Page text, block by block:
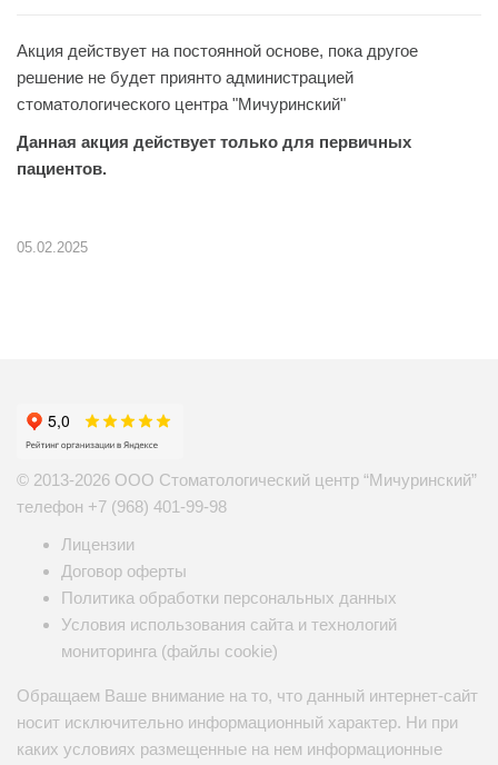
Акция действует на постоянной основе, пока другое
решение не будет приянто администрацией
стоматологического центра "Мичуринский"
Данная акция действует только для первичных
пациентов.
05.02.2025
© 2013-2026 ООО Стоматологический центр “Мичуринский”
телефон +7 (968) 401-99-98
Лицензии
Договор оферты
Политика обработки персональных данных
Условия использования сайта и технологий
мониторинга (файлы cookie)
Обращаем Ваше внимание на то, что данный интернет-сайт
носит исключительно информационный характер. Ни при
каких условиях размещенные на нем информационные